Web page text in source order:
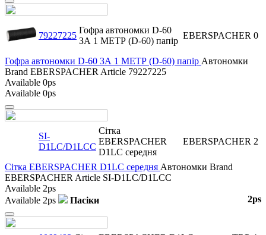
Close
79227225
Гофра автономки D-60
ЗА 1 МЕТР (D-60) папір
EBERSPACHER 0
Гофра автономки D-60 ЗА 1 МЕТР (D-60) папір Автономки
Brand EBERSPACHER Article 79227225
Available 0ps
Available 0ps
Close
SI-
D1LC/D1LCC
Сітка
EBERSPACHER
D1LC середня
EBERSPACHER 2
Сітка EBERSPACHER D1LC середня Автономки Brand
EBERSPACHER Article SI-D1LC/D1LCC
Available 2ps
Available 2ps Пасіки 2ps
Close